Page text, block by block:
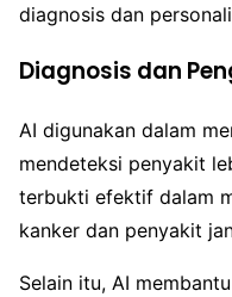
diagnosis dan
Diagnosis dan
AI digunakan dalam
mendeteksi penyakit
terbukti efektif dalam
kanker dan penyakit
Selain itu, AI